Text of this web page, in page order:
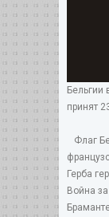
Бельгии
принят
Флаг
Герба
Война